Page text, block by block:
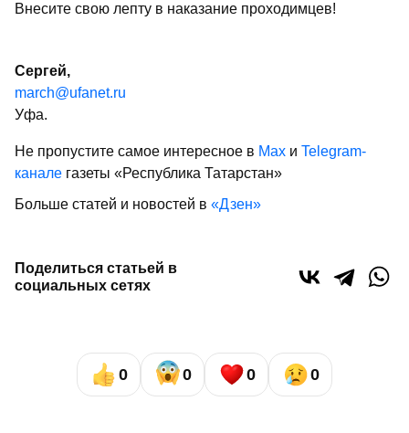
Внесите свою лепту в наказание проходимцев!
Сергей,
march@ufanet.ru
Уфа.
Не пропустите самое интересное в Max и Telegram-
канале газеты «Республика Татарстан»
Больше статей и новостей в «Дзен»
Поделиться статьей в
социальных сетях
0 0 0 0